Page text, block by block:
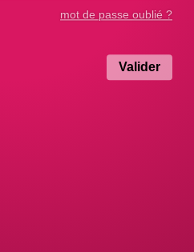
mot de passe oublié ?